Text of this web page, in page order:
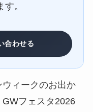
。
合わせる
ィークのお出か
フェスタ2026